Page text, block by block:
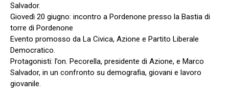
Salvador.
Giovedì 20 giugno: incontro a Pordenone presso la Bastia di
torre di Pordenone
Evento promosso da La Civica, Azione e Partito Liberale
Democratico.
Protagonisti: l’on. Pecorella, presidente di Azione, e Marco
Salvador, in un confronto su demografia, giovani e lavoro
giovanile.